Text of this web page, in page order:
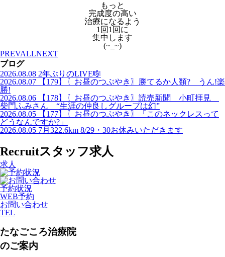
もっと
完成度の高い
治療になるよう
1回1回に
集中します
(~_~)
PREVALLNEXT
ブログ
2026.08.08 2年ぶりのLIVE🎼
2026.08.07
【179】〖お昼のつぶやき〗勝てるか人類? うん!楽
勝!
2026.08.06
【178】〖お昼のつぶやき〗読売新聞 小町拝見
柴門ふみさん “生涯の仲良しグループは幻”
2026.08.05
【177】〖お昼のつぶやき〗「このネックレスって
どうなんですか?」
2026.08.05 7月322.6km 8/29・30お休みいただきます
Recruitスタッフ求人
求人
予約状況
WEB予約
お問い合わせ
TEL
たなごころ治療院
のご案内